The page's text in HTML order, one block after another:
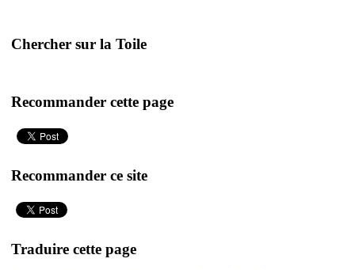
Chercher sur la Toile
Recommander cette page
Recommander ce site
Traduire cette page